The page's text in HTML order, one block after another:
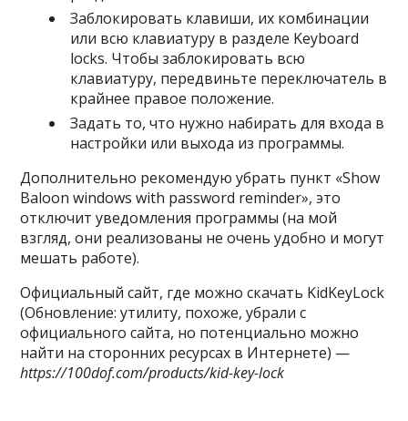
Заблокировать клавиши, их комбинации
или всю клавиатуру в разделе Keyboard
locks. Чтобы заблокировать всю
клавиатуру, передвиньте переключатель в
крайнее правое положение.
Задать то, что нужно набирать для входа в
настройки или выхода из программы.
Дополнительно рекомендую убрать пункт «Show
Baloon windows with password reminder», это
отключит уведомления программы (на мой
взгляд, они реализованы не очень удобно и могут
мешать работе).
Официальный сайт, где можно скачать KidKeyLock
(Обновление: утилиту, похоже, убрали с
официального сайта, но потенциально можно
найти на сторонних ресурсах в Интернете) —
https://100dof.com/products/kid-key-lock